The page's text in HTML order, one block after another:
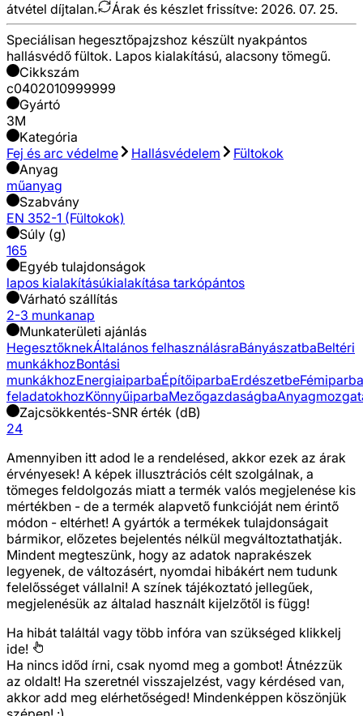
átvétel díjtalan. Árak és készlet frissítve: 2026. 07. 25.
Speciálisan hegesztőpajzshoz készült nyakpántos
hallásvédő fültok. Lapos kialakítású, alacsony tömegű.
Cikkszám
c0402010999999
Gyártó
3M
Kategória
Fej és arc védelme
Hallásvédelem
Fültokok
Anyag
műanyag
Szabvány
EN 352-1 (Fültokok)
Súly (g)
165
Egyéb tulajdonságok
lapos kialakításúkialakítása tarkópántos
Várható szállítás
2-3 munkanap
Munkaterületi ajánlás
HegesztőknekÁltalános felhasználásraBányászatbaBeltéri
munkákhozBontási
munkákhozEnergiaiparbaÉpítőiparbaErdészetbeFémiparba
feladatokhozKönnyűiparbaMezőgazdaságba
Zajcsökkentés-SNR érték (dB)
24
Amennyiben itt adod le a rendelésed, akkor ezek az árak
érvényesek! A képek illusztrációs célt szolgálnak, a
tömeges feldolgozás miatt a termék valós megjelenése kis
mértékben - de a termék alapvető funkcióját nem érintő
módon - eltérhet! A gyártók a termékek tulajdonságait
bármikor, előzetes bejelentés nélkül megváltoztathatják.
Mindent megteszünk, hogy az adatok naprakészek
legyenek, de változásért, nyomdai hibákért nem tudunk
felelősséget vállalni! A színek tájékoztató jellegűek,
megjelenésük az általad használt kijelzőtől is függ!
Ha hibát találtál vagy több infóra van szükséged klikkelj
ide!
Ha nincs időd írni, csak nyomd meg a gombot! Átnézzük
az oldalt! Ha szeretnél visszajelzést, vagy kérdésed van,
akkor add meg elérhetőséged! Mindenképpen köszönjük